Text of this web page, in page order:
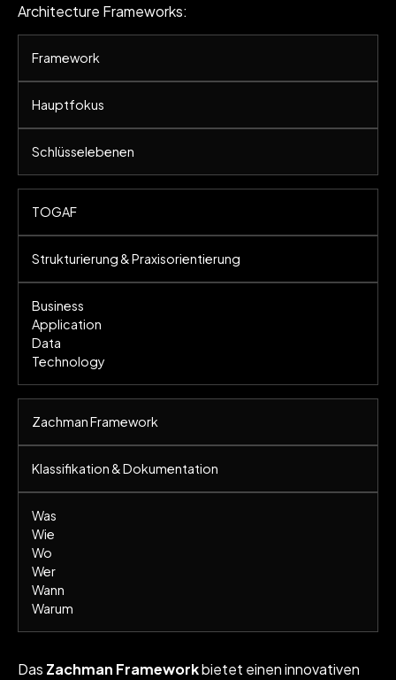
Architecture Frameworks:
Framework
Hauptfokus
Schlüsselebenen
TOGAF
Strukturierung & Praxisorientierung
Business
Application
Data
Technology
Zachman Framework
Klassifikation & Dokumentation
Was
Wie
Wo
Wer
Wann
Warum
Das Zachman Frameworkbietet einen innovativen